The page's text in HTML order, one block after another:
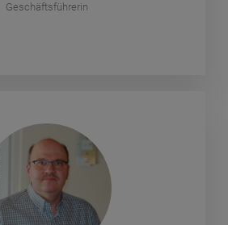
Geschäftsführerin